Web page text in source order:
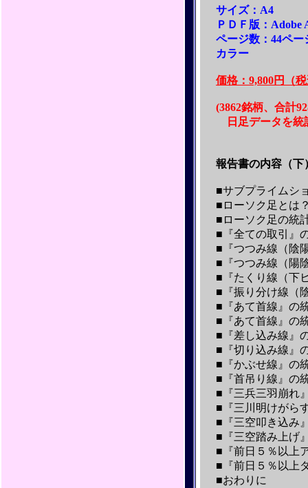
サイズ：A4
ＰＤＦ版：Adobe
ページ数：44ペー
カラー
価格：9,800円（
(3862銘柄、合
日足データを統
報告書の内容（下
■サブプライムシ
■ローソク足とは
■ローソク足の統
■『全ての取引』
■『つつみ線（陰
■『つつみ線（陽
■『たくり線（下
■『振り分け線（
■『あて首線』の
■『あて首線』の
■『差し込み線』
■『切り込み線』
■『かぶせ線』の
■『首吊り線』の
■『三兵三羽崩れ
■『三川明けがら
■『三空叩き込み
■『三空踏み上げ
■『前日５％以上
■『前日５％以上
■おわりに